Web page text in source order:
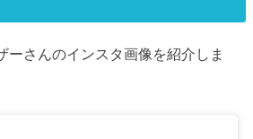
ーさんのインスタ画像を紹介しま